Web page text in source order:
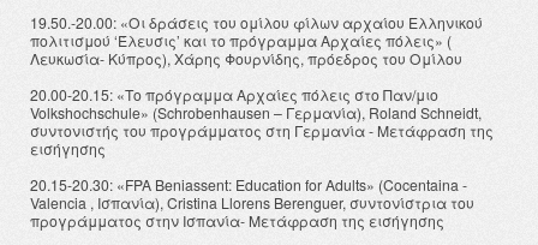
19.50.-20.00: «Οι δράσεις του ομίλου φίλων αρχαίου Ελληνικού
πολιτισμού ‘Έλευσις’ και το πρόγραμμα Αρχαίες πόλεις» (
Λευκωσία- Κύπρος), Χάρης Φουρνίδης, πρόεδρος του Ομίλου
20.00-20.15: «Το πρόγραμμα Αρχαίες πόλεις στο Παν/μιο
Volkshochschule» (Schrobenhausen – Γερμανία), Roland Schneidt,
συντονιστής του προγράμματος στη Γερμανία - Μετάφραση της
εισήγησης
20.15-20.30: «FPA Beniassent: Education for Adults» (Cocentaina -
Valencia , Ισπανία), Cristina Llorens Berenguer, συντονίστρια του
προγράμματος στην Ισπανία- Μετάφραση της εισήγησης